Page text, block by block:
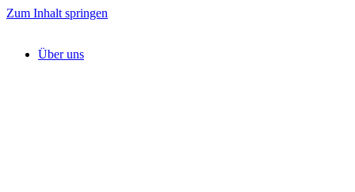
Zum Inhalt springen
Über uns